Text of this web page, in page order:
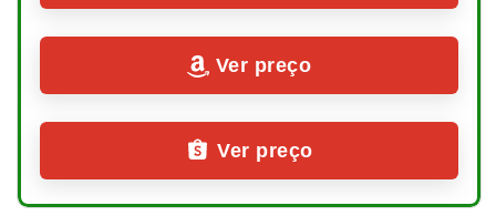
Ver preço
Ver preço